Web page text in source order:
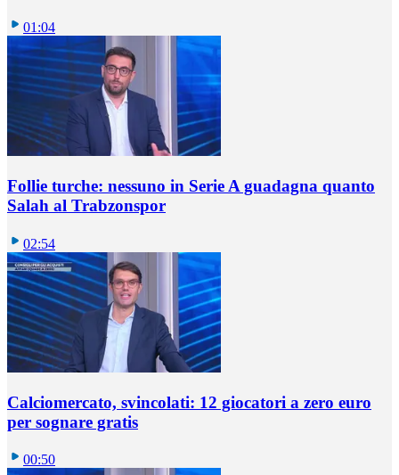
01:04
Follie turche: nessuno in Serie A guadagna quanto
Salah al Trabzonspor
02:54
Calciomercato, svincolati: 12 giocatori a zero euro
per sognare gratis
00:50